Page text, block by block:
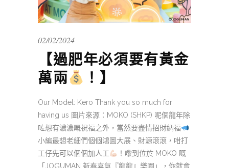
02/02/2024
【過肥年必須要有黃金
萬兩
！】
Our Model: Kero Thank you so much for
having us 圖片來源：MOKO (SHKP) 呢個龍年除
咗想有濃濃嘅祝福之外，當然要盡情招財納福
小編最想老細們個個鴻圖大展、財源滾滾，咁打
工仔先可以個個加人工
！嚟到位於 MOKO 嘅
「JOGUMAN 新春喜氣『龍龍』樂園」，你就會